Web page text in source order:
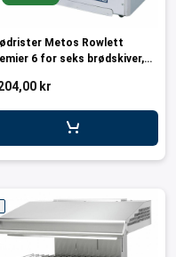
Metos Rowlett
6 for seks brødskiver,
kr